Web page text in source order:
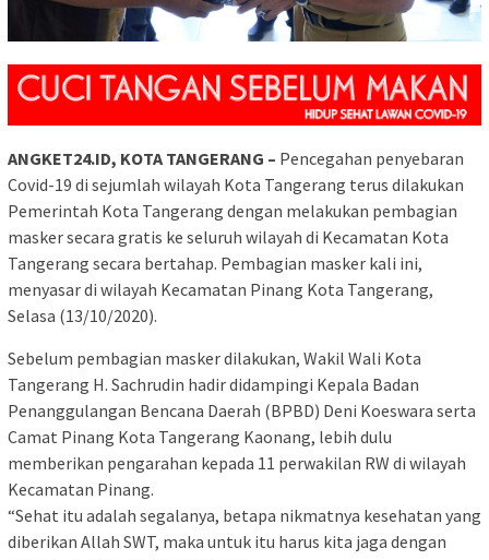
ANGKET24.ID, KOTA TANGERANG – Pencegahan penyebaran
Covid-19 di sejumlah wilayah Kota Tangerang terus dilakukan
Pemerintah Kota Tangerang dengan melakukan pembagian
masker secara gratis ke seluruh wilayah di Kecamatan Kota
Tangerang secara bertahap. Pembagian masker kali ini,
menyasar di wilayah Kecamatan Pinang Kota Tangerang,
Selasa (13/10/2020).
Sebelum pembagian masker dilakukan, Wakil Wali Kota
Tangerang H. Sachrudin hadir didampingi Kepala Badan
Penanggulangan Bencana Daerah (BPBD) Deni Koeswara serta
Camat Pinang Kota Tangerang Kaonang, lebih dulu
memberikan pengarahan kepada 11 perwakilan RW di wilayah
Kecamatan Pinang.
“Sehat itu adalah segalanya, betapa nikmatnya kesehatan yang
diberikan Allah SWT, maka untuk itu harus kita jaga dengan